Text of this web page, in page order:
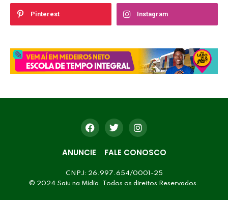
Pinterest Instagram
ANUNCIE FALE CONOSCO
CNPJ: 26.997.654/0001-25
© 2024 Saiu na Mídia. Todos os direitos Reservados.